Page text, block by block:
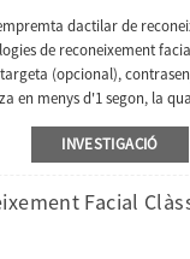
dactilar de
de reconeixement
(opcional),
en menys d'1 segon, la
per a la transferència
WIFI sense fil.INVESTIGACIÓ
Facial